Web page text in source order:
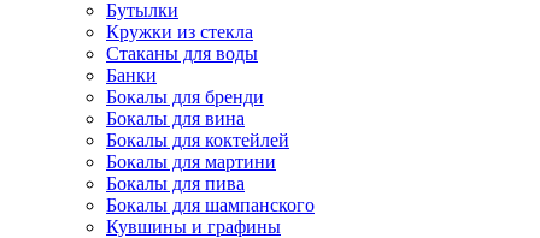
Бутылки
Кружки из стекла
Стаканы для воды
Банки
Бокалы для бренди
Бокалы для вина
Бокалы для коктейлей
Бокалы для мартини
Бокалы для пива
Бокалы для шампанского
Кувшины и графины